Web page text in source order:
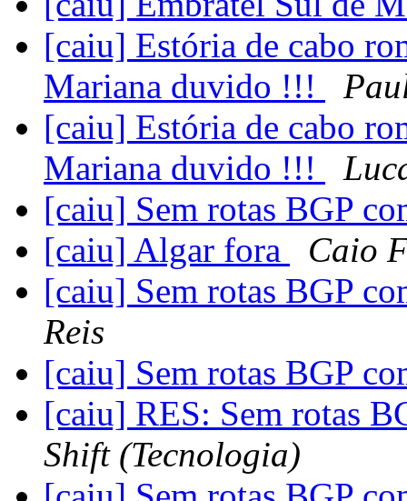
[caiu] Estória de cabo
Mariana duvido !!!
[caiu] Estória de cabo
Mariana duvido !!!
[caiu] Sem rotas BGP
[caiu] Algar fora
Caio
[caiu] Sem rotas BGP
Reis
[caiu] Sem rotas BGP
[caiu] RES: Sem rotas
Shift (Tecnologia)